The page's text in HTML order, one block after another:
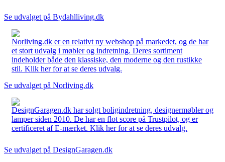
Se udvalget på Bydahlliving.dk
Norliving.dk er en relativt ny webshop på markedet, og de har
et stort udvalg i møbler og indretning. Deres sortiment
indeholder både den klassiske, den moderne og den rustikke
stil. Klik her for at se deres udvalg.
Se udvalget på Norliving.dk
DesignGaragen.dk har solgt boligindretning, designermøbler og
lamper siden 2010. De har en flot score på Trustpilot, og er
certificeret af E-mærket. Klik her for at se deres udvalg.
Se udvalget på DesignGaragen.dk